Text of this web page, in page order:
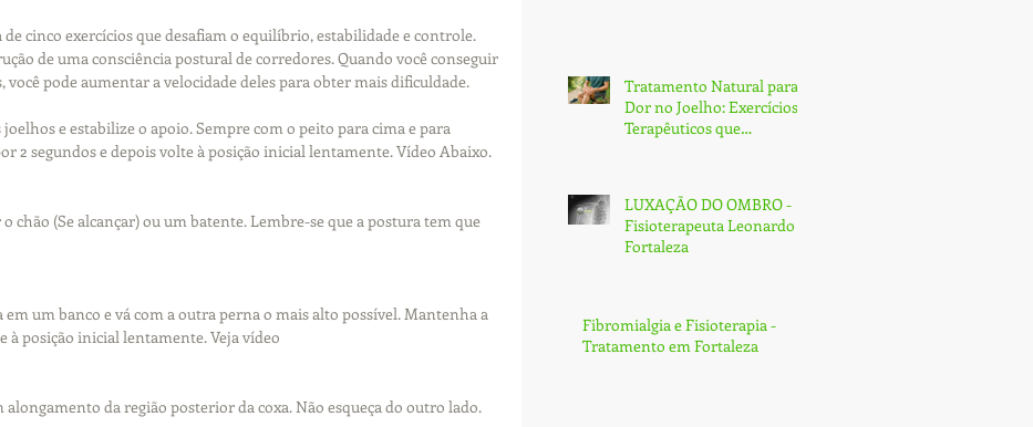
cinco exercícios que desafiam o equilíbrio, estabilidade e controle.
de uma consciência postural de corredores. Quando você conseguir
você pode aumentar a velocidade deles para obter mais dificuldade.
e estabilize o apoio. Sempre com o peito para cima e para
2 segundos e depois volte à posição inicial lentamente. Vídeo Abaixo.
chão (Se alcançar) ou um batente. Lembre-se que a postura tem que
em um banco e vá com a outra perna o mais alto possível. Mantenha a
à posição inicial lentamente. Veja vídeo
da região posterior da coxa. Não esqueça do outro lado.
Tratamento Natural para
Dor no Joelho: Exercícios
Terapêuticos que
LUXAÇÃO DO OMBRO -
Fisioterapeuta Leonardo -
Fortaleza
Fibromialgia e Fisioterapia -
Tratamento em Fortaleza